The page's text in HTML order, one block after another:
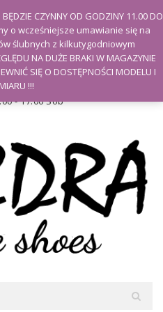
Kozdra
sklepu
- 17.00 Sob
CZYNNY OD GODZINY 11.00 DO
o wcześniejsze umawianie się na
ślubnych z kilkutygodniowym
NA DUŻE BRAKI W MAGAZYNIE
SIĘ O DOSTĘPNOŚCI MODELU I
!!!